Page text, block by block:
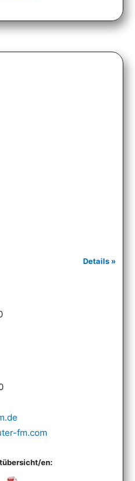
Details »
en:
fm.com